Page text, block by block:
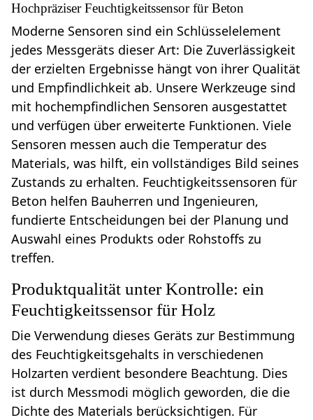
Hochpräziser Feuchtigkeitssensor für Beton
Moderne Sensoren sind ein Schlüsselelement
jedes Messgeräts dieser Art: Die Zuverlässigkeit
der erzielten Ergebnisse hängt von ihrer Qualität
und Empfindlichkeit ab. Unsere Werkzeuge sind
mit hochempfindlichen Sensoren ausgestattet
und verfügen über erweiterte Funktionen. Viele
Sensoren messen auch die Temperatur des
Materials, was hilft, ein vollständiges Bild seines
Zustands zu erhalten. Feuchtigkeitssensoren für
Beton helfen Bauherren und Ingenieuren,
fundierte Entscheidungen bei der Planung und
Auswahl eines Produkts oder Rohstoffs zu
treffen.
Produktqualität unter Kontrolle: ein
Feuchtigkeitssensor für Holz
Die Verwendung dieses Geräts zur Bestimmung
des Feuchtigkeitsgehalts in verschiedenen
Holzarten verdient besondere Beachtung. Dies
ist durch Messmodi möglich geworden, die die
Dichte des Materials berücksichtigen. Für